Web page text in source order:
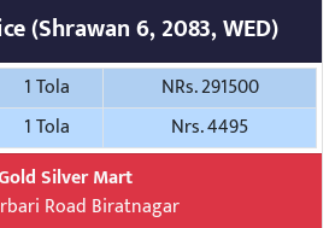
(Shrawan 6, 2083, WED)
1 Tola
NRs. 291500
1 Tola
Nrs. 4495
Silver Mart
Road Biratnagar